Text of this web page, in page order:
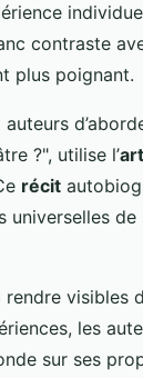
contraste
plus poignant.
?", utilise l’art
récit
universelles
visibles
les
sur ses